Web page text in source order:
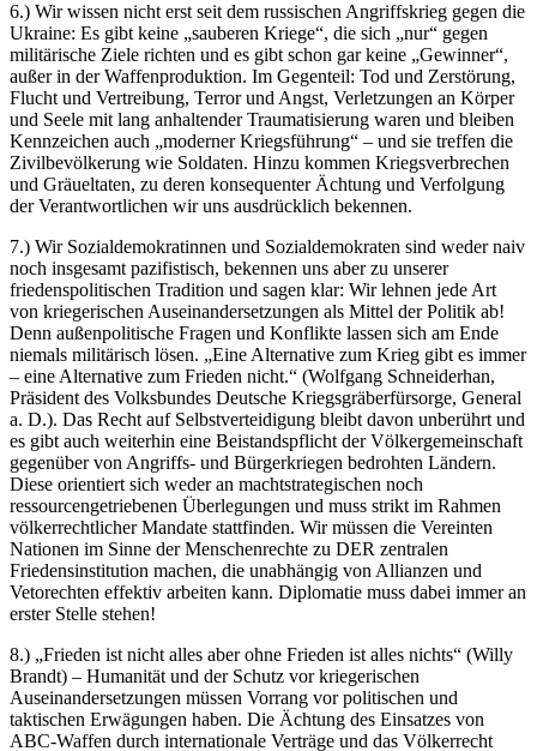
6.) Wir wissen nicht erst seit dem russischen Angriffskrieg gegen die
Ukraine: Es gibt keine „sauberen Kriege“, die sich „nur“ gegen
militärische Ziele richten und es gibt schon gar keine „Gewinner“,
außer in der Waffenproduktion. Im Gegenteil: Tod und Zerstörung,
Flucht und Vertreibung, Terror und Angst, Verletzungen an Körper
und Seele mit lang anhaltender Traumatisierung waren und bleiben
Kennzeichen auch „moderner Kriegsführung“ – und sie treffen die
Zivilbevölkerung wie Soldaten. Hinzu kommen Kriegsverbrechen
und Gräueltaten, zu deren konsequenter Ächtung und Verfolgung
der Verantwortlichen wir uns ausdrücklich bekennen.
7.) Wir Sozialdemokratinnen und Sozialdemokraten sind weder naiv
noch insgesamt pazifistisch, bekennen uns aber zu unserer
friedenspolitischen Tradition und sagen klar: Wir lehnen jede Art
von kriegerischen Auseinandersetzungen als Mittel der Politik ab!
Denn außenpolitische Fragen und Konflikte lassen sich am Ende
niemals militärisch lösen. „Eine Alternative zum Krieg gibt es immer
– eine Alternative zum Frieden nicht.“ (Wolfgang Schneiderhan,
Präsident des Volksbundes Deutsche Kriegsgräberfürsorge, General
a. D.). Das Recht auf Selbstverteidigung bleibt davon unberührt und
es gibt auch weiterhin eine Beistandspflicht der Völkergemeinschaft
gegenüber von Angriffs- und Bürgerkriegen bedrohten Ländern.
Diese orientiert sich weder an machtstrategischen noch
ressourcengetriebenen Überlegungen und muss strikt im Rahmen
völkerrechtlicher Mandate stattfinden. Wir müssen die Vereinten
Nationen im Sinne der Menschenrechte zu DER zentralen
Friedensinstitution machen, die unabhängig von Allianzen und
Vetorechten effektiv arbeiten kann. Diplomatie muss dabei immer an
erster Stelle stehen!
8.) „Frieden ist nicht alles aber ohne Frieden ist alles nichts“ (Willy
Brandt) – Humanität und der Schutz vor kriegerischen
Auseinandersetzungen müssen Vorrang vor politischen und
taktischen Erwägungen haben. Die Ächtung des Einsatzes von
ABC-Waffen durch internationale Verträge und das Völkerrecht